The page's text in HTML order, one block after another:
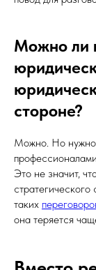
Можно ли
стороне?
Можно. Но нужно
Это не значит,
таких
она теряется